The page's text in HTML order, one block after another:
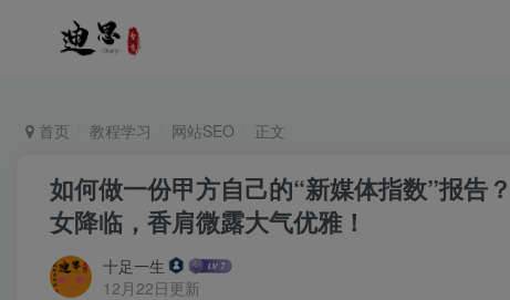
首页 教程学习 网站SEO 正文
如何做一份甲方自己的“新媒体指数”报告
女降临，香肩微露大气优雅！
十足一生
12月22日更新